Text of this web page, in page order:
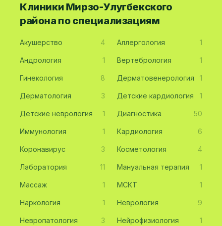
Клиники Мирзо-Улугбекского
района по специализациям
Акушерство 4 Аллергология 1
Андрология 1 Вертебрология 1
Гинекология 8 Дерматовенерология 1
Дерматология 3 Детские кардиология 1
Детские неврология 1 Диагностика 50
Иммунология 1 Кардиология 6
Коронавирус 3 Косметология 4
Лаборатория 11 Мануальная терапия 1
Массаж 1 МСКТ 1
Наркология 1 Неврология 9
Невропатология 3 Нейрофизиология 1